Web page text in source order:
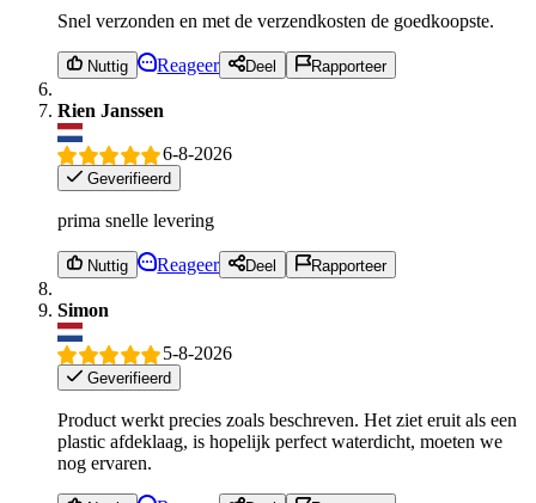
Snel verzonden en met de verzendkosten de goedkoopste.
Nuttig Reageer Deel Rapporteer
Rien Janssen
6-8-2026
Geverifieerd
prima snelle levering
Nuttig Reageer Deel Rapporteer
Simon
5-8-2026
Geverifieerd
Product werkt precies zoals beschreven. Het ziet eruit als een
plastic afdeklaag, is hopelijk perfect waterdicht, moeten we
nog ervaren.